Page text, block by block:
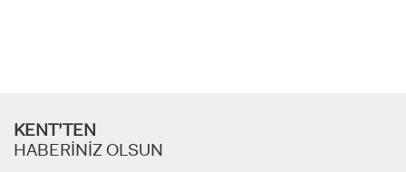
KENT’TEN
HABERİNİZ OLSUN